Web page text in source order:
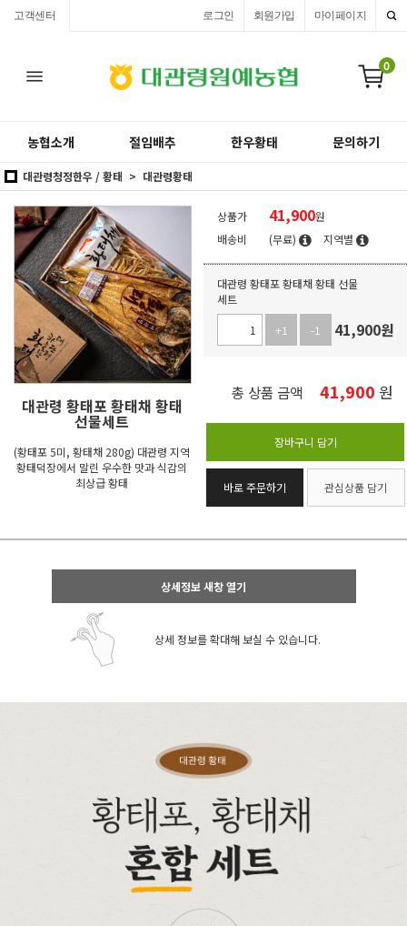
고객센터 마이페이지
회원가입
로그인
0
농협소개 절임배추 한우황태 문의하기
대관령청정한우 / 황태 대관령황태
대관령 황태포 황태채 황태
선물세트
(황태포 5미, 황태채 280g) 대관령 지역
황태덕장에서 말린 우수한 맛과 식감의
최상급 황태
상품가 41,900원
배송비
(무료) 지역별
대관령 황태포 황태채 황태 선물
세트
+1
-1 41,900원
총 상품 금액 41,900 원
장바구니 담기
바로 주문하기 관심상품 담기
상세정보 새창 열기
상세 정보를 확대해 보실 수 있습니다.